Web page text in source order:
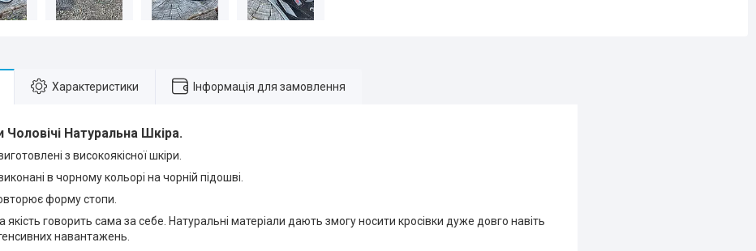
Характеристики Інформація для замовлення
Чоловічі Натуральна Шкіра.
з високоякісної шкіри.
в чорному кольорі на чорній підошві.
форму стопи.
якість говорить сама за себе. Натуральні матеріали дають змогу носити кросівки дуже довго навіть
навантажень.